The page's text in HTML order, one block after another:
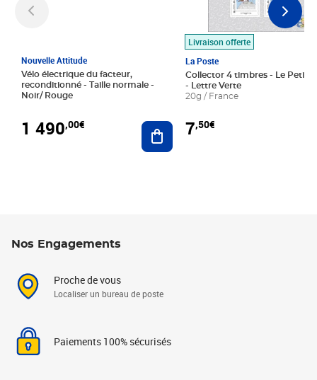
Nouvelle Attitude
Vélo électrique du facteur,
reconditionné - Taille normale -
Noir/ Rouge
1 490,00€ Ajouter au panier
Livraison offerte
La Poste
Collector 4 timbres - Le Petit
- Lettre Verte
20g / France
7,50€
Nos Engagements
Proche de vous
Localiser un bureau de poste
Paiements 100% sécurisés